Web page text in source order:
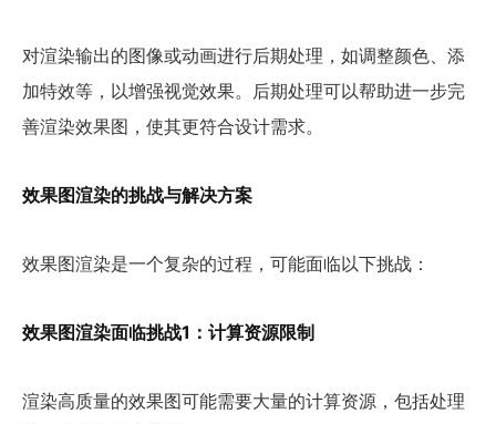
对渲染输出的图像或动画进行后期处理，如调整颜色、添
加特效等，以增强视觉效果。后期处理可以帮助进一步完
善渲染效果图，使其更符合设计需求。
效果图渲染的挑战与解决方案
效果图渲染是一个复杂的过程，可能面临以下挑战：
效果图渲染面临挑战1：计算资源限制
渲染高质量的效果图可能需要大量的计算资源，包括处理